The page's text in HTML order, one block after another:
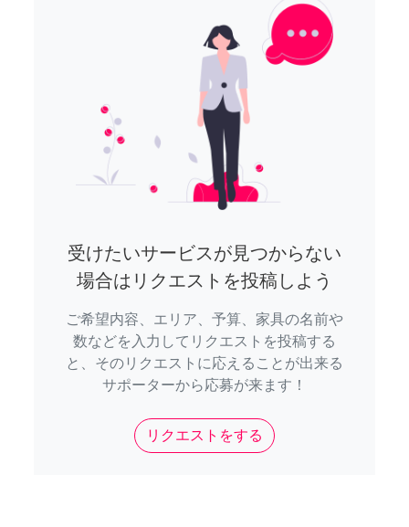
受けたいサービスが見つからない
場合はリクエストを投稿しよう
ご希望内容、エリア、予算、家具の名前や
数などを入力してリクエストを投稿する
と、そのリクエストに応えることが出来る
サポーターから応募が来ます！
リクエストをする